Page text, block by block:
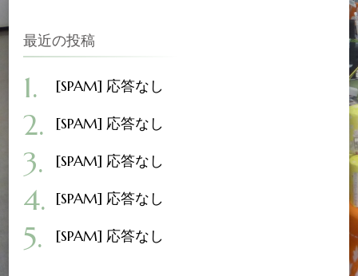
ー
シ
ョ
ン
象:
最近の投稿
[SPAM] 応答なし
[SPAM] 応答なし
[SPAM] 応答なし
[SPAM] 応答なし
[SPAM] 応答なし